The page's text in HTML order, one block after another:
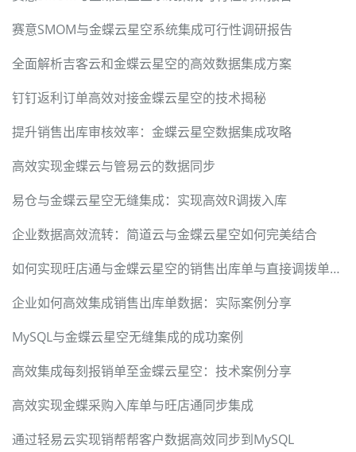
赛意SMOM与金蝶云星空系统集成可行性调研报告
全面解析吉客云和金蝶云星空的高效数据集成方案
钉钉返利订单高效对接金蝶云星空的技术揭秘
提升销售出库审核效率：金蝶云星空数据集成攻略
高效实现金蝶云与管易云的数据同步
易仓与金蝶云星空无缝集成：实现高效R调拨入库
企业数据高效流转：简道云与金蝶云星空如何完美结合
如何实现旺店通与金蝶云星空的销售出库单与直接调拨单对接
企业如何高效集成销售出库单数据：实际案例分享
MySQL与金蝶云星空无缝集成的成功案例
高效集成每刻报销单至金蝶云星空：技术案例分享
高效实现金蝶采购入库单与旺店通同步集成
通过轻易云实现销帮帮客户数据高效同步到MySQL